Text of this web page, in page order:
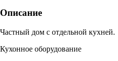
Описание
Частный дом с отдельной кухней.
Кухонное оборудование